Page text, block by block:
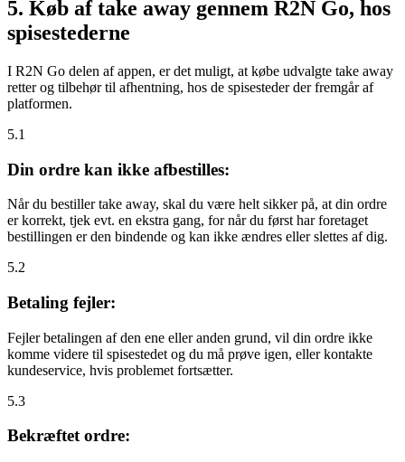
5. Køb af take away gennem R2N Go, hos
spisestederne
I R2N Go delen af appen, er det muligt, at købe udvalgte take away
retter og tilbehør til afhentning, hos de spisesteder der fremgår af
platformen.
5.1
Din ordre kan ikke afbestilles:
Når du bestiller take away, skal du være helt sikker på, at din ordre
er korrekt, tjek evt. en ekstra gang, for når du først har foretaget
bestillingen er den bindende og kan ikke ændres eller slettes af dig.
5.2
Betaling fejler:
Fejler betalingen af den ene eller anden grund, vil din ordre ikke
komme videre til spisestedet og du må prøve igen, eller kontakte
kundeservice, hvis problemet fortsætter.
5.3
Bekræftet ordre: